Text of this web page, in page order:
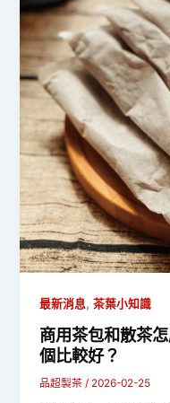
最新消息,茶葉小知識
商用茶包和散茶
個比較好？
品超製茶 / 2026-02-25